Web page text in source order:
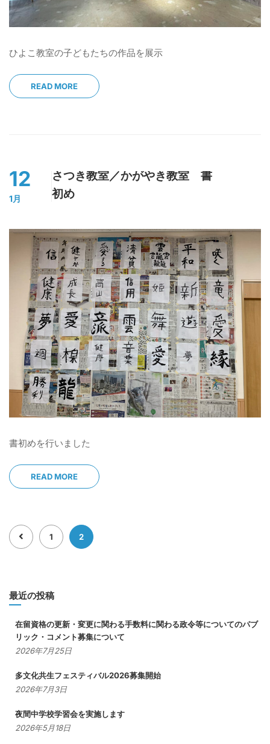
ひよこ教室の子どもたちの作品を展示
READ MORE
12
1月
さつき教室／かがやき教室 書
初め
書初めを行いました
READ MORE
1 2
最近の投稿
在留資格の更新・変更に関わる手数料に関わる政令等についてのパブ
リック・コメント募集について
2026年7月25日
多文化共生フェスティバル2026募集開始
2026年7月3日
夜間中学校学習会を実施します
2026年5月18日